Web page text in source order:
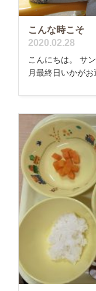
こんな時こそ
2020.02.28
こんにちは。 サ
月最終日いかが